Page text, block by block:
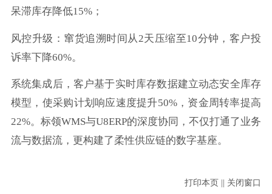
呆滞库存降低15%；
风控升级：窜货追溯时间从2天压缩至10分钟，客户投
诉率下降60%。
系统集成后，客户基于实时库存数据建立动态安全库存
模型，使采购计划响应速度提升50%，资金周转率提高
22%。标领WMS与U8ERP的深度协同，不仅打通了业务
流与数据流，更构建了柔性供应链的数字基座。
打印本页|| 关闭窗口